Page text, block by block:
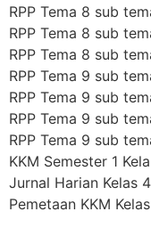
RPP Tema 8 sub
RPP Tema 8 sub
RPP Tema 8 sub
RPP Tema 9 sub
RPP Tema 9 sub
RPP Tema 9 sub
RPP Tema 9 sub
KKM Semester 1
Jurnal Harian Kelas
Pemetaan KKM